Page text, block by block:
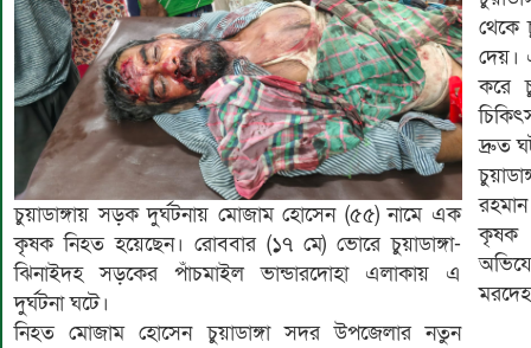
চুয়াডাঙ্গায় সড়ক দুর্ঘটনায় মোজাম হোসেন (৫৫) নামে এক
কৃষক নিহত হয়েছেন। রোববার (১৭ মে) ভোরে চুয়াডাঙ্গা-
ঝিনাইদহ সড়কের পাঁচমাইল ভান্ডারদোহা এলাকায় এ
দুর্ঘটনা ঘটে।
নিহত মোজাম হোসেন চুয়াডাঙ্গা সদর উপজেলার নতুন
থেকে
দেয়।
করে
দ্রুত
কৃষক